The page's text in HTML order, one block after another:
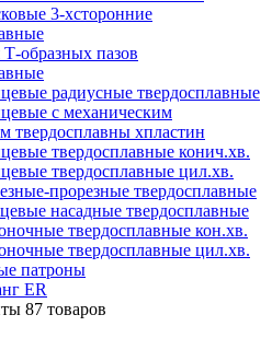
3-хсторонние
образных пазов
радиусные твердосплавные
с механическим
твердосплавны хпластин
твердосплавные конич.хв.
твердосплавные цил.хв.
прорезные твердосплавные
насадные твердосплавные
твердосплавные кон.хв.
твердосплавные цил.хв.
патроны
ER
87 товаров